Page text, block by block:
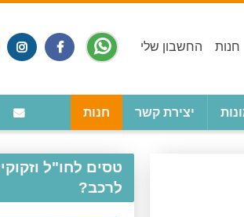
חנות החשבון שלי
יצירת קשר חנות
טסים לחו"ל
לרכב?